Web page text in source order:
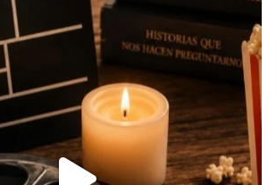
comp
Vatican
👇
es/iglesia/news/2026-
depresion-papa-viaje-
· Share